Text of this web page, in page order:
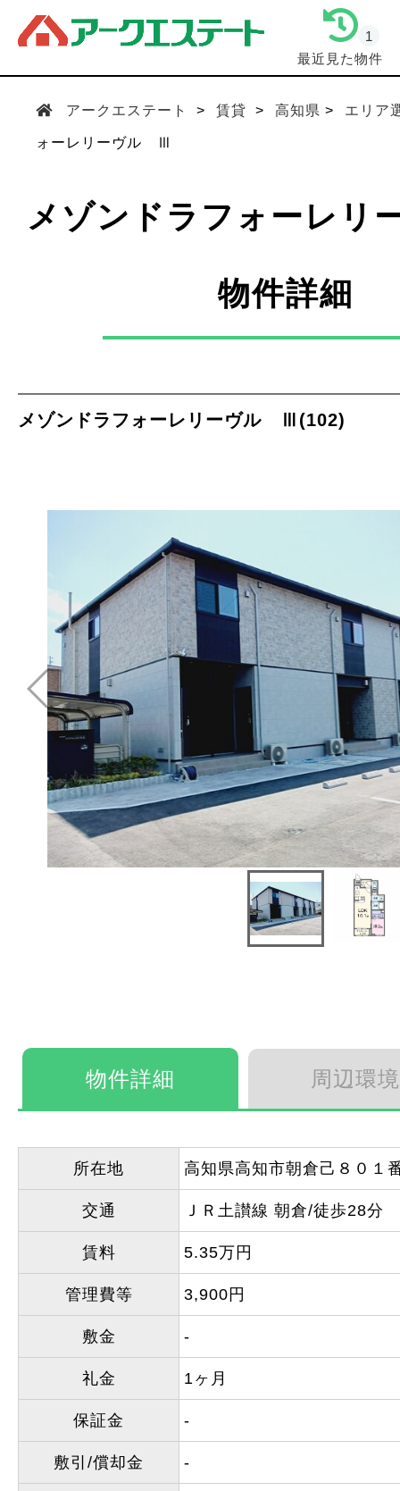
最近見た物件
1
アークエステート 賃貸 高知県 エリア
ォーレリーヴル Ⅲ
メゾンドラフォーレ
物件詳細
メゾンドラフォーレリーヴル Ⅲ(102)
物件詳細 周辺環境
所在地 高知県高知市朝倉己８０１
交通 ＪＲ土讃線 朝倉/徒歩28分
賃料 5.35万円
管理費等 3,900円
敷金 -
礼金 1ヶ月
保証金 -
敷引/償却金 -